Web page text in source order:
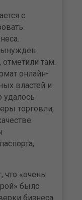
с
отметили там.
онлайн-
властей и
удалось
торговли,
что «очень
было
бизнеса.